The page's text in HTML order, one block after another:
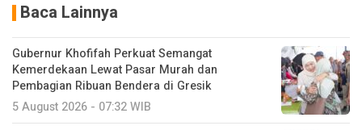
Baca Lainnya
Gubernur Khofifah Perkuat Semangat
Kemerdekaan Lewat Pasar Murah dan
Pembagian Ribuan Bendera di Gresik
5 August 2026 - 07:32 WIB